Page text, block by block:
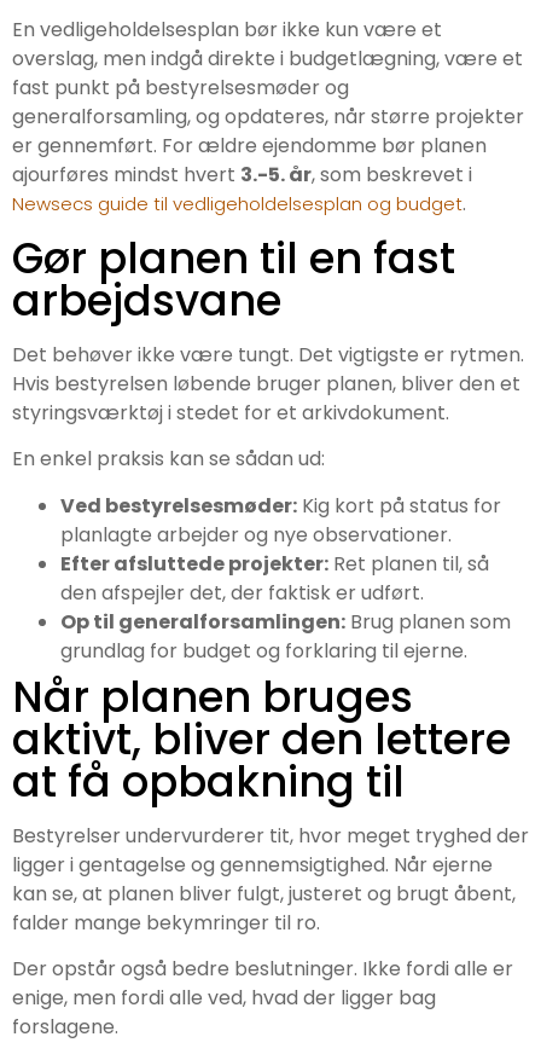
En vedligeholdelsesplan bør ikke kun være et
overslag, men indgå direkte i budgetlægning, være et
fast punkt på bestyrelsesmøder og
generalforsamling, og opdateres, når større projekter
er gennemført. For ældre ejendomme bør planen
ajourføres mindst hvert 3.-5. år, som beskrevet i
Newsecs guide til vedligeholdelsesplan og budget.
Gør planen til en fast
arbejdsvane
Det behøver ikke være tungt. Det vigtigste er rytmen.
Hvis bestyrelsen løbende bruger planen, bliver den et
styringsværktøj i stedet for et arkivdokument.
En enkel praksis kan se sådan ud:
Ved bestyrelsesmøder: Kig kort på status for
planlagte arbejder og nye observationer.
Efter afsluttede projekter: Ret planen til, så
den afspejler det, der faktisk er udført.
Op til generalforsamlingen: Brug planen som
grundlag for budget og forklaring til ejerne.
Når planen bruges
aktivt, bliver den lettere
at få opbakning til
Bestyrelser undervurderer tit, hvor meget tryghed der
ligger i gentagelse og gennemsigtighed. Når ejerne
kan se, at planen bliver fulgt, justeret og brugt åbent,
falder mange bekymringer til ro.
Der opstår også bedre beslutninger. Ikke fordi alle er
enige, men fordi alle ved, hvad der ligger bag
forslagene.